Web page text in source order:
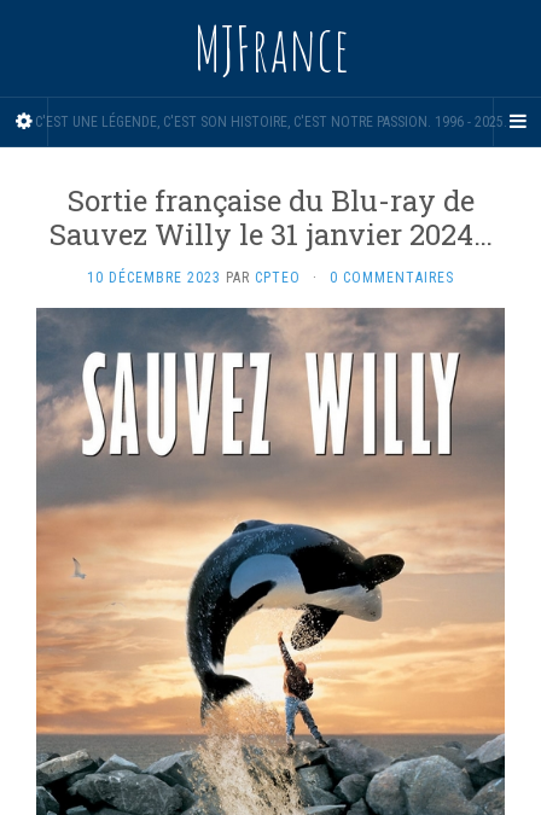
MJFrance
C'EST UNE LÉGENDE, C'EST SON HISTOIRE, C'EST NOTRE PASSION. 1996 - 2025.
Sortie française du Blu-ray de
Sauvez Willy le 31 janvier 2024…
10 DÉCEMBRE 2023 PAR CPTEO · 0 COMMENTAIRES